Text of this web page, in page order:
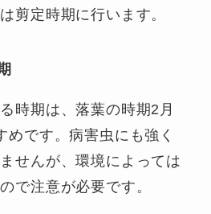
剪定時期に行います。
時期は、落葉の時期2月
めです。病害虫にも強く
せんが、環境によっては
で注意が必要です。